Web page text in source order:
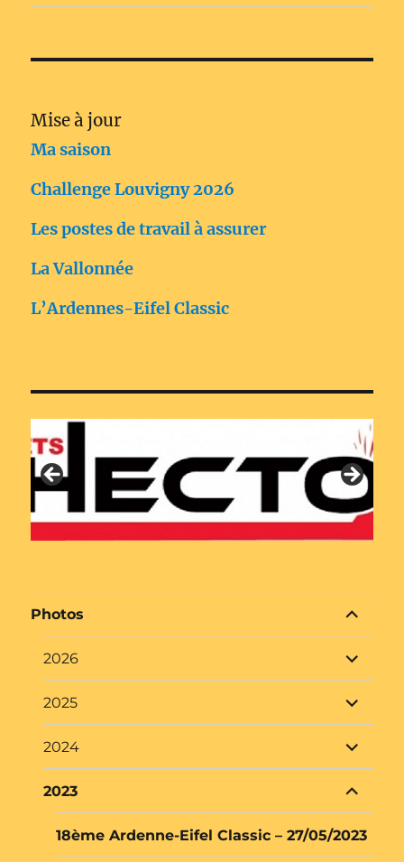
Mise à jour
Ma saison
Challenge Louvigny 2026
Les postes de travail à assurer
La Vallonnée
L’Ardennes-Eifel Classic
le
sous-
menu
ouvrir
le
sous-
menu
ouvrir
le
sous-
menu
ouvrir
le
sous-
menu
ouvrir
le
sous-
menu
18ème Ardenne-Eifel Classic – 27/05/2023
7ème Souvenir Marc Ronvaux – 09/04/2023